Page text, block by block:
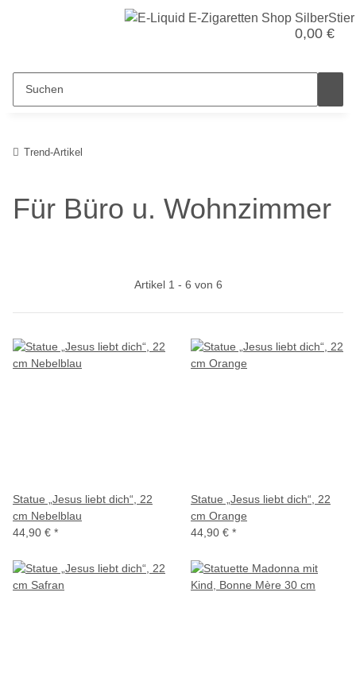
0,00 €
Trend-Artikel
Für Büro u. Wohnzimmer
Artikel 1 - 6 von 6
Statue „Jesus liebt dich“, 22
cm Nebelblau
44,90 € *
Statue „Jesus liebt dich“, 22
cm Orange
44,90 € *